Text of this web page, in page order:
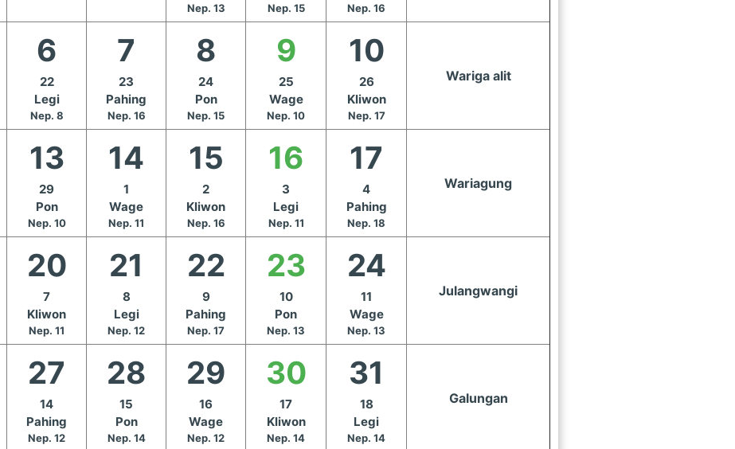
Nep. 13 Nep. 15 Nep. 16
6
22
Legi
Nep. 8
7
23
Pahing
Nep. 16
8
24
Pon
Nep. 15
9
25
Wage
Nep. 10
10
26
Kliwon
Nep. 17
Wariga alit
13
29
Pon
Nep. 10
14
1
Wage
Nep. 11
15
2
Kliwon
Nep. 16
16
3
Legi
Nep. 11
17
4
Pahing
Nep. 18
Wariagung
20
7
Kliwon
Nep. 11
21
8
Legi
Nep. 12
22
9
Pahing
Nep. 17
23
10
Pon
Nep. 13
24
11
Wage
Nep. 13
Julangwangi
27
14
Pahing
Nep. 12
28
15
Pon
Nep. 14
29
16
Wage
Nep. 12
30
17
Kliwon
Nep. 14
31
18
Legi
Nep. 14
Galungan